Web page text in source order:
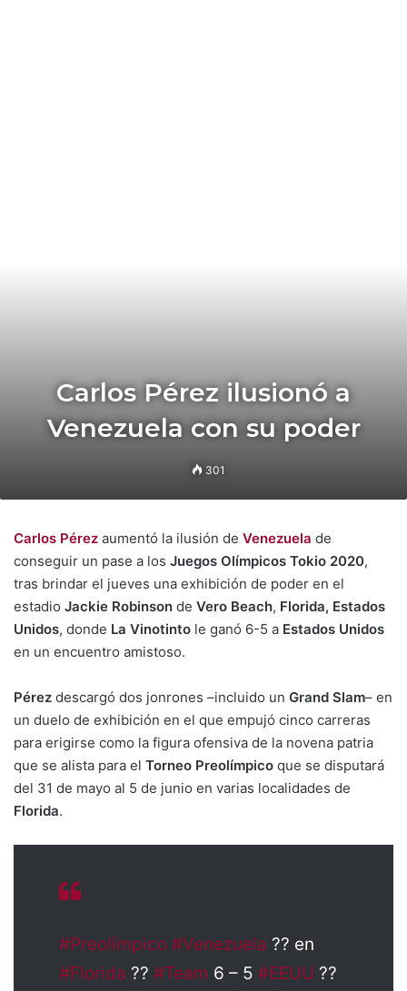
Carlos Pérez ilusionó a
Venezuela con su poder
301
Carlos Pérez aumentó la ilusión de Venezuela de
conseguir un pase a los Juegos Olímpicos Tokio 2020,
tras brindar el jueves una exhibición de poder en el
estadio Jackie Robinson de Vero Beach, Florida, Estados
Unidos, donde La Vinotinto le ganó 6-5 a Estados Unidos
en un encuentro amistoso.
Pérez descargó dos jonrones –incluido un Grand Slam– en
un duelo de exhibición en el que empujó cinco carreras
para erigirse como la figura ofensiva de la novena patria
que se alista para el Torneo Preolímpico que se disputará
del 31 de mayo al 5 de junio en varias localidades de
Florida.
#Preolímpico #Venezuela ?? en
#Florida ?? #Team 6 – 5 #EEUU ??